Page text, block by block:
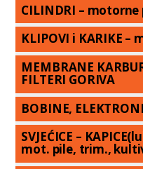
CILINDRI –
KLIPOVI i KARIKE
MEMBRANE
FILTERI GORIVA
BOBINE,
SVJEĆICE –
mot. pile, trim.,